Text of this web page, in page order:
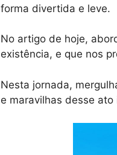
forma divertida e leve.
No artigo de hoje,
existência, e que nos
Nesta jornada,
e maravilhas desse ato